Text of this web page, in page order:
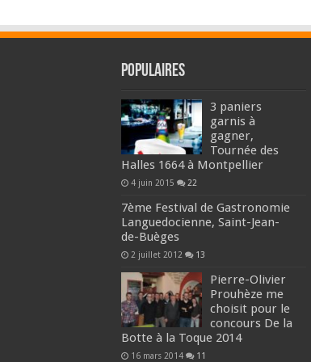
Populaires
3 paniers
garnis à
gagner,
Tournée des
Halles 1664 à Montpellier
4 juin 2015 22
7ème Festival de Gastronomie
Languedocienne, Saint-Jean-
de-Buèges
2 juillet 2012 13
Pierre-Olivier
Prouhèze me
choisit pour le
concours De la
Botte à la Toque 2014
16 mars 2014 11